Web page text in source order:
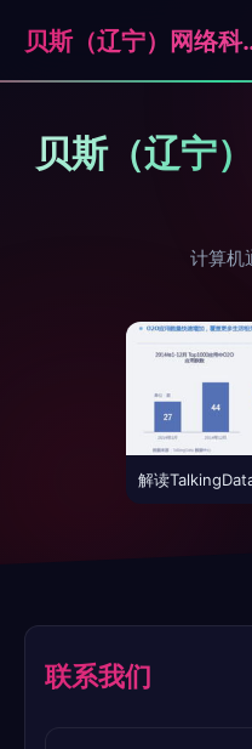
贝斯（辽
贝斯（辽宁
计算机
联系我们